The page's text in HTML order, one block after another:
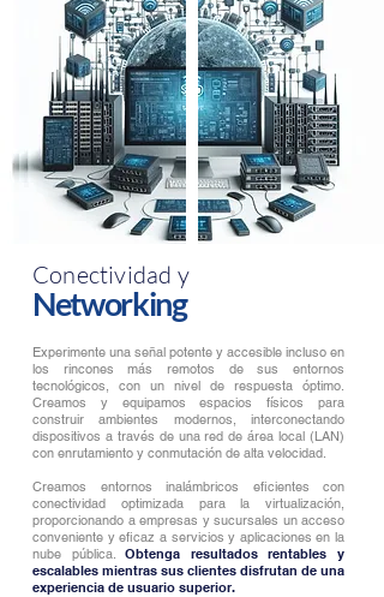
Conectividad y
Networking
Experimente una señal potente y accesible incluso en
los rincones más remotos de sus entornos
tecnológicos, con un nivel de respuesta óptimo.
Creamos y equipamos espacios físicos para
construir ambientes modernos, interconectando
dispositivos a través de una red de área local (LAN)
con enrutamiento y conmutación de alta velocidad.
Creamos entornos inalámbricos eficientes con
conectividad optimizada para la virtualización,
proporcionando a empresas y sucursales un acceso
conveniente y eficaz a servicios y aplicaciones en la
nube pública.Obtenga resultados rentables y
escalables mientras sus clientes disfrutan de una
experiencia de usuario superior.